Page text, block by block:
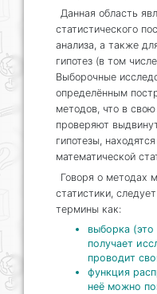
Данная область
статистического
анализа, а также
гипотез (в том
Выборочные
определённым
методов, что в
проверяют
гипотезы,
математической
Говоря о методах
статистики,
термины как:
выборка
получает
проводит
функция
неё можно